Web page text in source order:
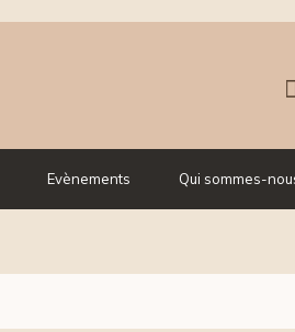
Evènements Qui sommes-